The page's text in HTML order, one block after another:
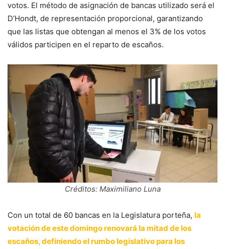
votos. El método de asignación de bancas utilizado será el
D’Hondt, de representación proporcional, garantizando
que las listas que obtengan al menos el 3% de los votos
válidos participen en el reparto de escaños.
Créditos: Maximiliano Luna
Con un total de 60 bancas en la Legislatura porteña, la
votación de este domingo renovará la mitad de los
escaños, definiendo el rumbo legislativo para los